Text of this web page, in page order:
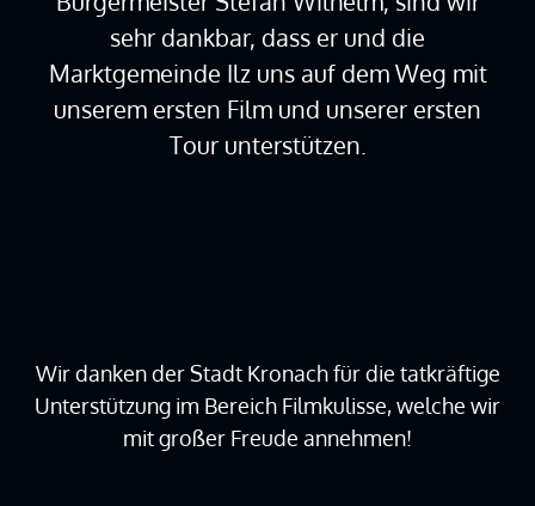
sehr dankbar, dass er und die
Marktgemeinde Ilz uns auf dem Weg mit
unserem ersten Film und unserer ersten
Tour unterstützen.
Wir danken der Stadt Kronach für die tatkräftige
Unterstützung im Bereich Filmkulisse, welche wir
mit großer Freude annehmen!